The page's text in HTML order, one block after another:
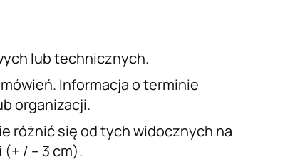
lub technicznych.
Informacja o terminie
organizacji.
różnić się od tych widocznych na
/ – 3 cm).